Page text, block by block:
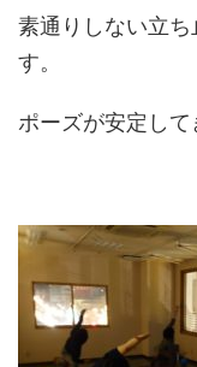
素通りしない立
す。
ポーズが安定して